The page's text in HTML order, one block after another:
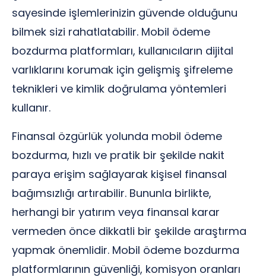
sayesinde işlemlerinizin güvende olduğunu
bilmek sizi rahatlatabilir. Mobil ödeme
bozdurma platformları, kullanıcıların dijital
varlıklarını korumak için gelişmiş şifreleme
teknikleri ve kimlik doğrulama yöntemleri
kullanır.
Finansal özgürlük yolunda mobil ödeme
bozdurma, hızlı ve pratik bir şekilde nakit
paraya erişim sağlayarak kişisel finansal
bağımsızlığı artırabilir. Bununla birlikte,
herhangi bir yatırım veya finansal karar
vermeden önce dikkatli bir şekilde araştırma
yapmak önemlidir. Mobil ödeme bozdurma
platformlarının güvenliği, komisyon oranları